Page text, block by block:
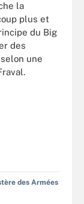
la
plus et
du Big
des
une
des Armées